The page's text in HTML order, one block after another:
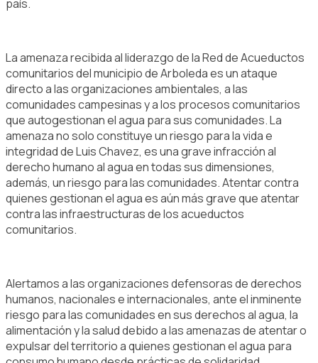
país.
La amenaza recibida al liderazgo de la Red de Acueductos
comunitarios del municipio de Arboleda es un ataque
directo a las organizaciones ambientales, a las
comunidades campesinas y a los procesos comunitarios
que autogestionan el agua para sus comunidades. La
amenaza no solo constituye un riesgo para la vida e
integridad de Luis Chavez, es una grave infracción al
derecho humano al agua en todas sus dimensiones,
además, un riesgo para las comunidades. Atentar contra
quienes gestionan el agua es aún más grave que atentar
contra las infraestructuras de los acueductos
comunitarios.
Alertamos a las organizaciones defensoras de derechos
humanos, nacionales e internacionales, ante el inminente
riesgo para las comunidades en sus derechos al agua, la
alimentación y la salud debido a las amenazas de atentar o
expulsar del territorio a quienes gestionan el agua para